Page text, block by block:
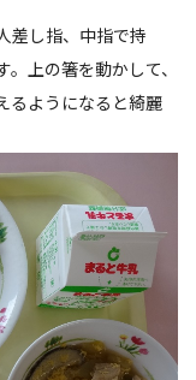
差し指、中指で持
上の箸を動かして、
るようになると綺麗